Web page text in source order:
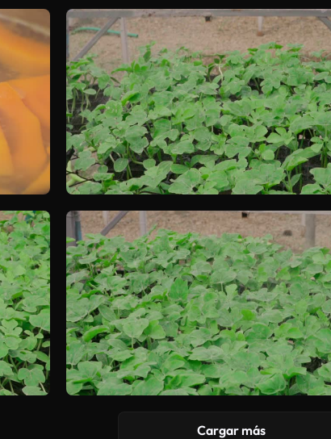
Cargar más